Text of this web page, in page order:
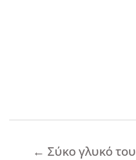
Πλοήγηση
← Σύκο γλυκό του